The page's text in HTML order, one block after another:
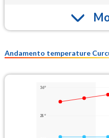
Andamento temperature
36°
28°